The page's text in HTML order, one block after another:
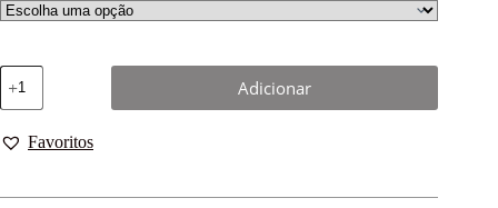
Adicionar
Favoritos